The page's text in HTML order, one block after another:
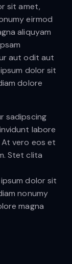
sit amet,
eirmod
aliquyam
aut odit aut
dolor sit
dolore
sadipscing
labore
vero eos et
Stet clita
dolor sit
nonumy
magna